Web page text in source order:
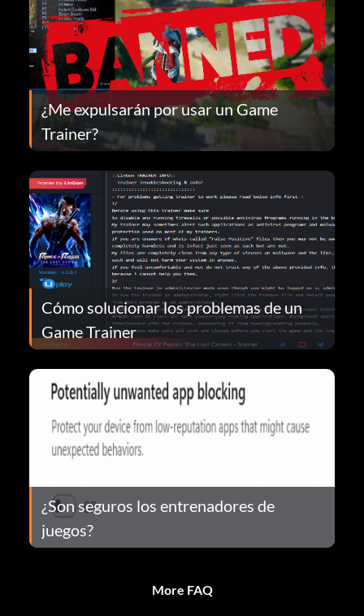
¿Me expulsarán por usar un Game
Trainer?
Cómo solucionar los problemas de un
Game Trainer
¿Son seguros los entrenadores de
juegos?
More FAQ